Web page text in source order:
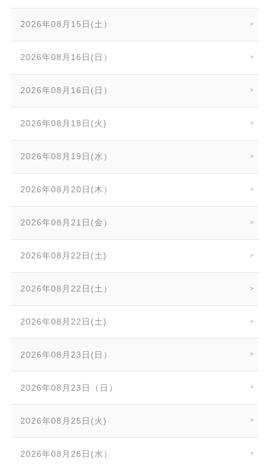
2026年08月15日(土）
2026年08月16日(日）
2026年08月16日(日）
2026年08月18日(火)
2026年08月19日(水）
2026年08月20日(木）
2026年08月21日(金）
2026年08月22日(土)
2026年08月22日(土）
2026年08月22日(土)
2026年08月23日(日）
2026年08月23日（日）
2026年08月25日(火)
2026年08月26日(水）